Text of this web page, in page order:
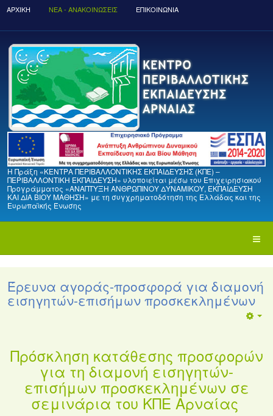
ΑΡΧΙΚΉ ΝΈΑ - ΑΝΑΚΟΙΝΏΣΕΙΣ ΕΠΙΚΟΙΝΩΝΙΑ
Η Πράξη «ΚΕΝΤΡΑ ΠΕΡΙΒΑΛΛΟΝΤΙΚΗΣ ΕΚΠΑΙΔΕΥΣΗΣ (ΚΠΕ) –
ΠΕΡΙΒΑΛΛΟΝΤΙΚΗ ΕΚΠΑΙΔΕΥΣΗ» υλοποιείται μέσω του Επιχειρησιακού
Προγράμματος «ΑΝΑΠΤΥΞΗ ΑΝΘΡΩΠΙΝΟΥ ΔΥΝΑΜΙΚΟΥ, ΕΚΠΑΙΔΕΥΣΗ
ΚΑΙ ΔΙΑ ΒΙΟΥ ΜΑΘΗΣΗ» με τη συγχρηματοδότηση της Ελλάδας και της
Ευρωπαϊκής Ένωσης
Έρευνα αγοράς-προσφορά για διαμονή
εισηγητών-επισήμων προσκεκλημένων
Πρόσκληση κατάθεσης προσφορών
για τη διαμονή εισηγητών-
επισήμων προσκεκλημένων σε
σεμινάρια του ΚΠΕ Αρναίας